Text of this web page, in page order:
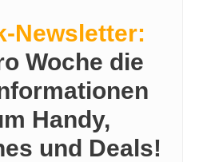
Newsletter:
Woche die
Handy,
und Deals!